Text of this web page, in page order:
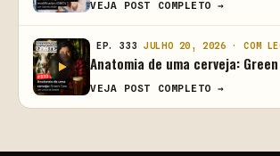
VEJA POST COMPLETO →
EP. 333 JULHO 20, 2026 · COM
Anatomia de uma cerveja: Green
VEJA POST COMPLETO →